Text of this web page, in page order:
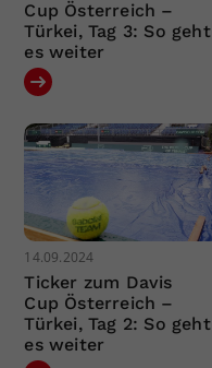
Cup Österreich –
Türkei, Tag 3: So geht
es weiter
14.09.2024
Ticker zum Davis
Cup Österreich –
Türkei, Tag 2: So geht
es weiter